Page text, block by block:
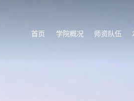
首页 学院概况 师资队伍